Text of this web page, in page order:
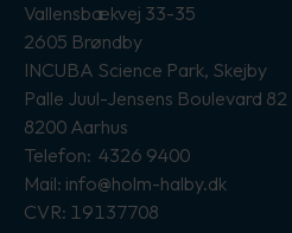
Vallensbækvej 33-35
2605 Brøndby
INCUBA Science Park, Skejby
Palle Juul-Jensens Boulevard 82
8200 Aarhus
Telefon: 4326 9400
Mail: info@holm-halby.dk
CVR: 19137708